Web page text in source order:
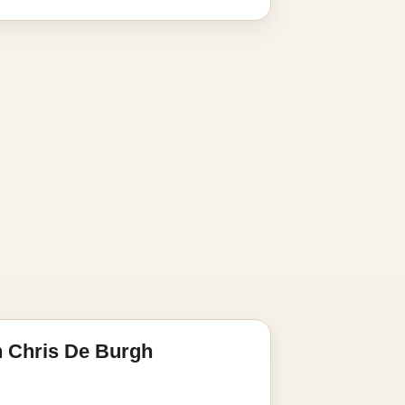
Chris De Burgh